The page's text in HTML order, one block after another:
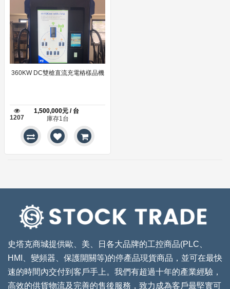
360KW DC雙槍直流充電樁樣品機
1207
1,500,000元 / 台
庫存1台
史塔克商城提供歐、美、日各大品牌的工控商品(PLC、
HMI、變頻器、保護開關等)的停產品現貨商品，並可在最快
速的時間內交付到客戶手上。我們有超過十年的產業經驗，
高效的供貨物流及完善的售後服務，致力成為客戶最堅實可